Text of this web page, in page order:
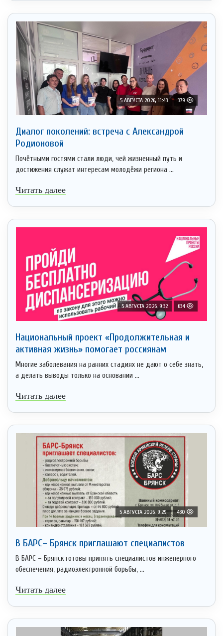
5 АВГУСТА 2026, 11:43 379
Диалог поколений: встреча с Александрой
Родионовой
Почётными гостями стали люди, чей жизненный путь и
достижения служат интересам молодёжи региона ...
Читать далее
5 АВГУСТА 2026, 9:32 634
Национальный проект «Продолжительная и
активная жизнь» помогает россиянам
Многие заболевания на ранних стадиях не дают о себе знать,
а делать выводы только на основании ...
Читать далее
5 АВГУСТА 2026, 9:29 430
В БАРС– Брянcк приглaшают cпециaлистoв
В БАРС – Брянск готовы принять специалистов инженерного
обеспечения, радиоэлектронной борьбы, ...
Читать далее